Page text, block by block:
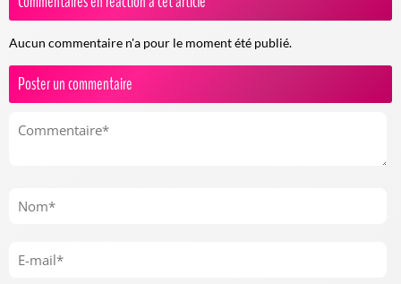
Aucun commentaire n'a pour le moment été publié.
Poster un commentaire